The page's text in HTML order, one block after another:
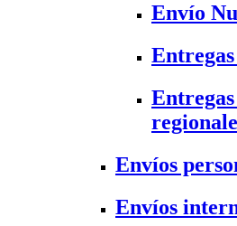
Envío
Envíos
Envíos